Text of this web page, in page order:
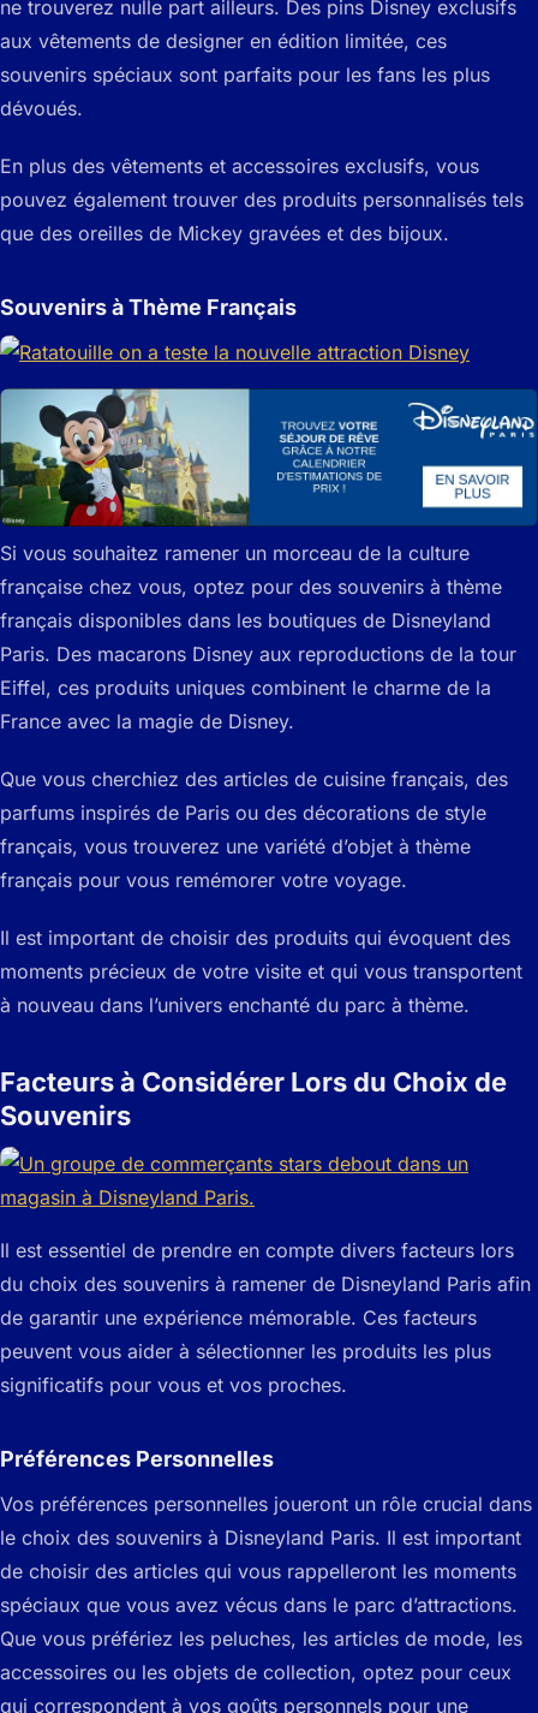
ne trouverez nulle part ailleurs. Des pins Disney exclusifs
aux vêtements de designer en édition limitée, ces
souvenirs spéciaux sont parfaits pour les fans les plus
dévoués.
En plus des vêtements et accessoires exclusifs, vous
pouvez également trouver des produits personnalisés tels
que des oreilles de Mickey gravées et des bijoux.
Souvenirs à Thème Français
Si vous souhaitez ramener un morceau de la culture
française chez vous, optez pour des souvenirs à thème
français disponibles dans les boutiques de Disneyland
Paris. Des macarons Disney aux reproductions de la tour
Eiffel, ces produits uniques combinent le charme de la
France avec la magie de Disney.
Que vous cherchiez des articles de cuisine français, des
parfums inspirés de Paris ou des décorations de style
français, vous trouverez une variété d’objet à thème
français pour vous remémorer votre voyage.
Il est important de choisir des produits qui évoquent des
moments précieux de votre visite et qui vous transportent
à nouveau dans l’univers enchanté du parc à thème.
Facteurs à Considérer Lors du Choix de
Souvenirs
Il est essentiel de prendre en compte divers facteurs lors
du choix des souvenirs à ramener de Disneyland Paris afin
de garantir une expérience mémorable. Ces facteurs
peuvent vous aider à sélectionner les produits les plus
significatifs pour vous et vos proches.
Préférences Personnelles
Vos préférences personnelles joueront un rôle crucial dans
le choix des souvenirs à Disneyland Paris. Il est important
de choisir des articles qui vous rappelleront les moments
spéciaux que vous avez vécus dans le parc d’attractions.
Que vous préfériez les peluches, les articles de mode, les
accessoires ou les objets de collection, optez pour ceux
qui correspondent à vos goûts personnels pour une